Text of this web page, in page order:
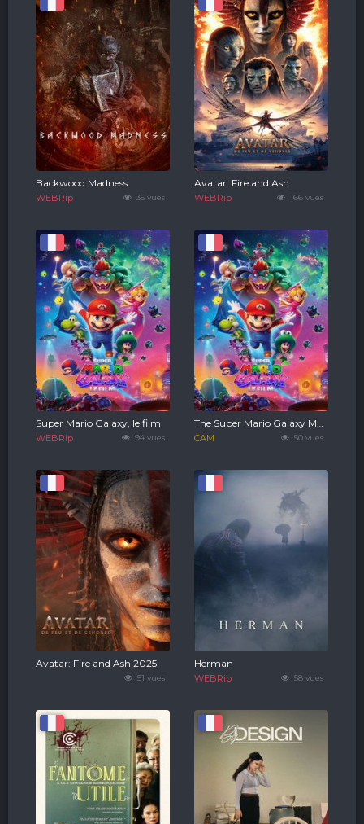
35 vues
Backwood Madness
WEBRip 166 vues
Avatar: Fire and Ash
WEBRip
94 vues
Super Mario Galaxy, le film
WEBRip 50 vues
The Super Mario Galaxy Movie
CAM
51 vues
Avatar: Fire and Ash 2025
58 vues
Herman
WEBRip